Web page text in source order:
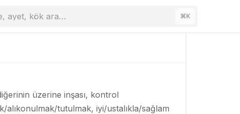
ayet, kök ara… ⌘K
üzerine inşası, kontrol
alıkonulmak/tutulmak, iyi/ustalıkla/sağlam